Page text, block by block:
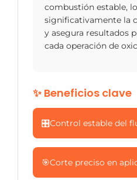
combustión estable,
significativamente la
y asegura resultados
cada operación de
✨ Beneficios clave
🎛️Control estable del
🎯Corte preciso en